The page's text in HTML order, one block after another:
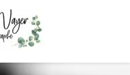
Orléans et Tours